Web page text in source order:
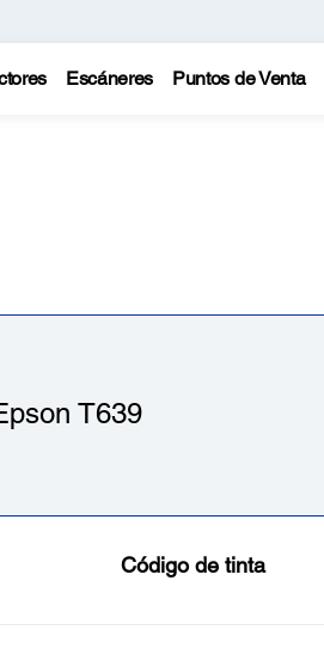
Escáneres Puntos de Venta
T639
Código de tinta